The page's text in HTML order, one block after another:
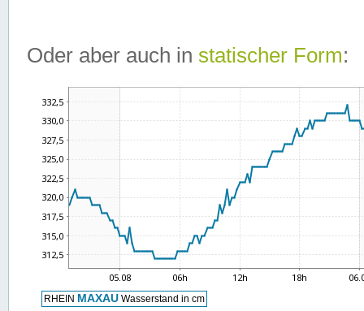
Oder aber auch in statischer Form: